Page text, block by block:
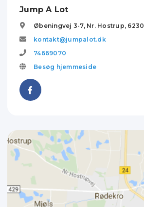
Jump A Lot
Øbeningvej 3-7, Nr. Hostrup, 6230
kontakt@jumpalot.dk
74669070
Besøg hjemmeside